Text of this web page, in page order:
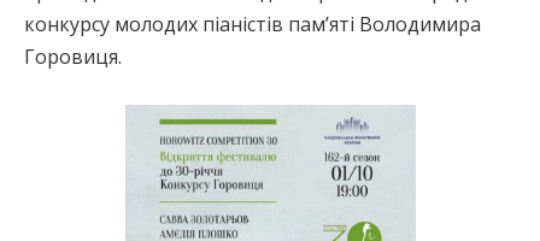
конкурсу молодих піаністів пам’яті Володимира
Горовиця.